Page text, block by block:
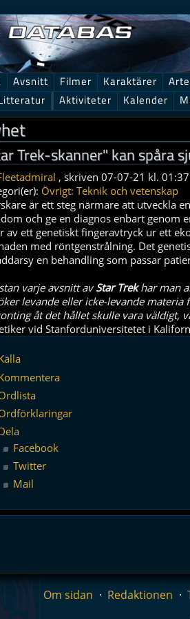
Trek-skanner" kan spåra
, skriven 07-07-21 kl. 01:37
Övrigt: Teknik och vetenskap
är ett steg närmare att utveckla en
och ge en diagnos enbart genom
av ett genetiskt fingeravtryck ur ett
med röntgenstrålning. Det
en behandling som passar
varje avsnitt avStar Trekhar man
levande eller icke-levande
åt det hållet skulle vara väldigt,
vid Stanforduniversitetet i
Facebook
Twitter
Mail
Avsnitt Filmer Karaktärer
Aktiviteter Kalender
Om sidan Redaktionen